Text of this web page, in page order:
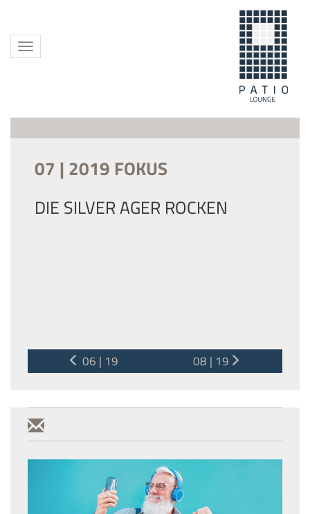
Toggle
navigation
07 | 2019 FOKUS
DIE SILVER AGER ROCKEN
06 | 19 08 | 19